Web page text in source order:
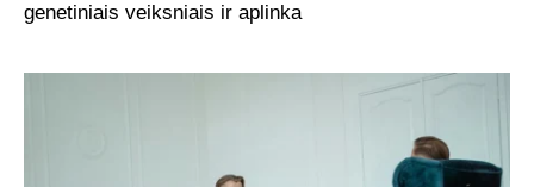
genetiniais veiksniais ir aplinka